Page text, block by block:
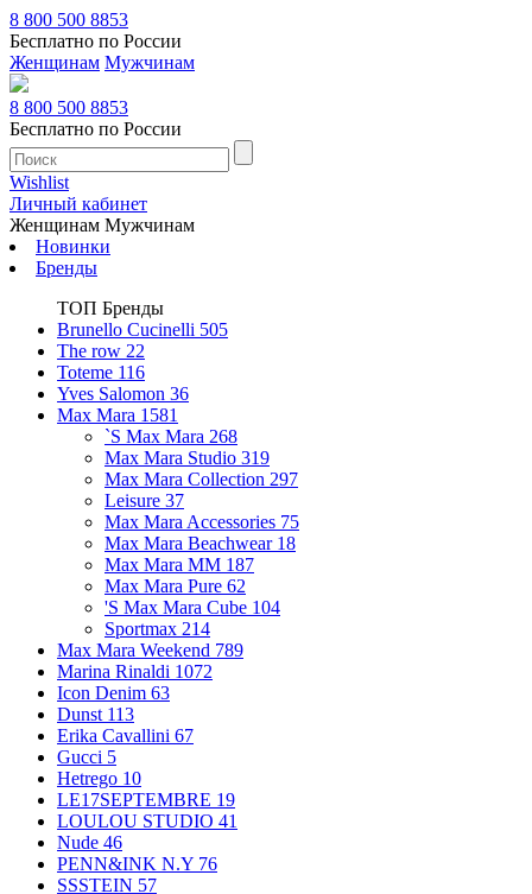
8 800 500 8853
Бесплатно по России
Женщинам Мужчинам
8 800 500 8853
Бесплатно по России
Wishlist
Личный кабинет
Женщинам Мужчинам
Новинки
Бренды
ТОП Бренды
Brunello Cucinelli 505
The row 22
Toteme 116
Yves Salomon 36
Max Mara 1581
`S Max Mara 268
Max Mara Studio 319
Max Mara Collection 297
Leisure 37
Max Mara Accessories 75
Max Mara Beachwear 18
Max Mara MM 187
Max Mara Pure 62
'S Max Mara Cube 104
Sportmax 214
Max Mara Weekend 789
Marina Rinaldi 1072
Icon Denim 63
Dunst 113
Erika Cavallini 67
Gucci 5
Hetrego 10
LE17SEPTEMBRE 19
LOULOU STUDIO 41
Nude 46
PENN&INK N.Y 76
SSSTEIN 57